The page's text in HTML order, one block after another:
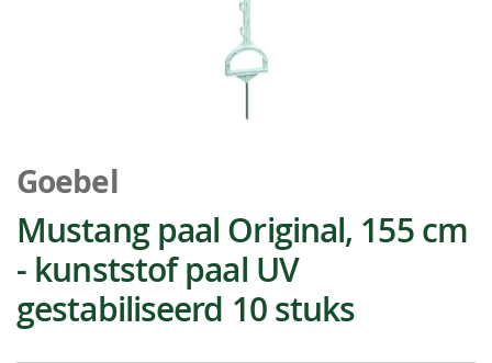
naar
het
begin
van
de
afbeeldingen-
gallerij
Goebel
Mustang paal Original, 155 cm
- kunststof paal UV
gestabiliseerd 10 stuks